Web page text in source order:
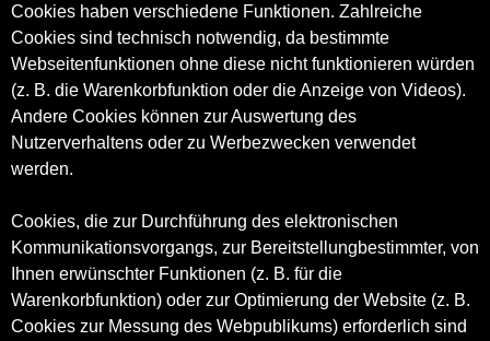
Cookies haben verschiedene Funktionen. Zahlreiche
Cookies sind technisch notwendig, da bestimmte
Webseitenfunktionen ohne diese nicht funktionieren würden
(z. B. die Warenkorbfunktion oder die Anzeige von Videos).
Andere Cookies können zur Auswertung des
Nutzerverhaltens oder zu Werbezwecken verwendet
werden.
Cookies, die zur Durchführung des elektronischen
Kommunikationsvorgangs, zur Bereitstellungbestimmter, von
Ihnen erwünschter Funktionen (z. B. für die
Warenkorbfunktion) oder zur Optimierung der Website (z. B.
Cookies zur Messung des Webpublikums) erforderlich sind